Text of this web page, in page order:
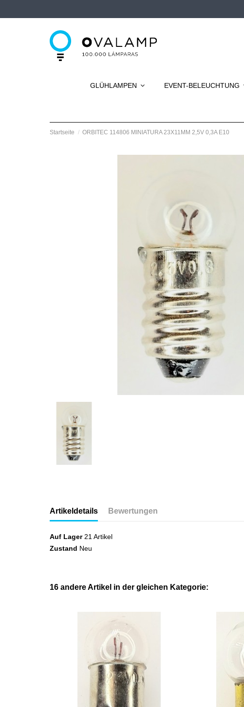
GLÜHLAMPEN EVENT-BELEUCHTUNG
Startseite ORBITEC 114806 MINIATURA 23X11MM 2,5V 0,3A E10
Artikeldetails Bewertungen
Auf Lager 21 Artikel
Zustand Neu
16 andere Artikel in der gleichen Kategorie: